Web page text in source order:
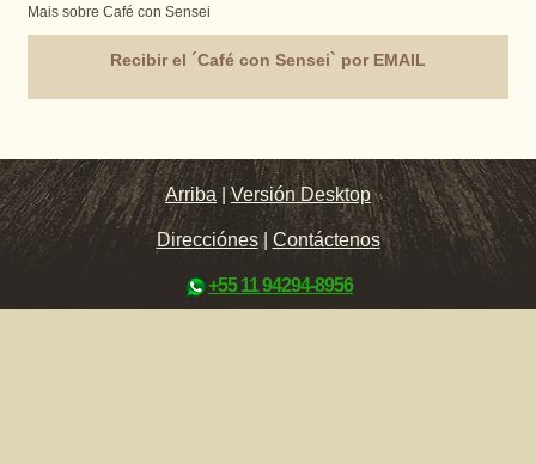
Mais sobre Café con Sensei
Recibir el ´Café con Sensei` por EMAIL
Arriba |Versión Desktop
Direcciónes| Contáctenos
+55 11 94294-8956